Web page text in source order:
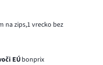
na zips,1 vrecko bez
EÚbonprix